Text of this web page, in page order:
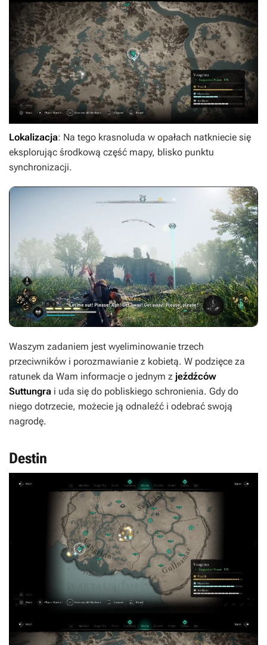
Lokalizacja: Na tego krasnoluda w opałach natkniecie się
eksplorując środkową część mapy, blisko punktu
synchronizacji.
Waszym zadaniem jest wyeliminowanie trzech
przeciwników i porozmawianie z kobietą. W podzięce za
ratunek da Wam informacje o jednym z jeźdźców
Suttungra i uda się do pobliskiego schronienia. Gdy do
niego dotrzecie, możecie ją odnaleźć i odebrać swoją
nagrodę.
Destin